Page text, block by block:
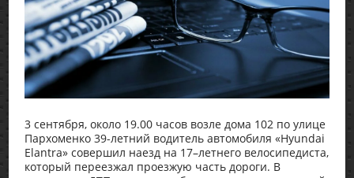
3 сентября, около 19.00 часов возле дома 102 по улице
Пархоменко 39-летний водитель автомобиля «Hyundai
Elantra» совершил наезд на 17–летнего велосипедиста,
который переезжал проезжую часть дороги. В